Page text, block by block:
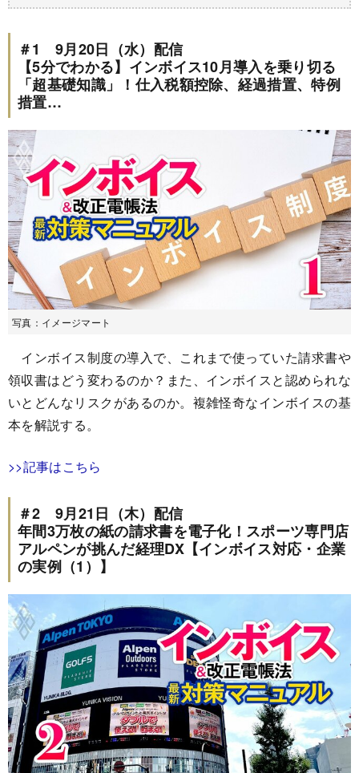
＃1 9月20日（水）配信
【5分でわかる】インボイス10月導入を乗り切る
「超基礎知識」！仕入税額控除、経過措置、特例
措置…
写真：イメージマート
インボイス制度の導入で、これまで使っていた請求書や
領収書はどう変わるのか？また、インボイスと認められな
いとどんなリスクがあるのか。複雑怪奇なインボイスの基
本を解説する。
>>記事はこちら
＃2 9月21日（木）配信
年間3万枚の紙の請求書を電子化！スポーツ専門店
アルペンが挑んだ経理DX【インボイス対応・企業
の実例（1）】